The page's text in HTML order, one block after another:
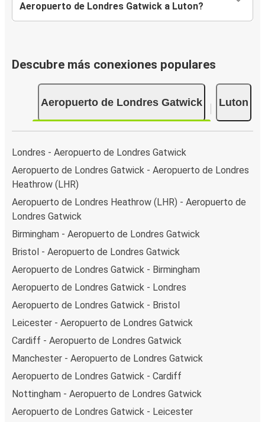
Aeropuerto de Londres Gatwick a Luton?
Descubre más conexiones populares
Aeropuerto de Londres Gatwick Luton
Londres - Aeropuerto de Londres Gatwick
Aeropuerto de Londres Gatwick - Aeropuerto de Londres
Heathrow (LHR)
Aeropuerto de Londres Heathrow (LHR) - Aeropuerto de
Londres Gatwick
Birmingham - Aeropuerto de Londres Gatwick
Bristol - Aeropuerto de Londres Gatwick
Aeropuerto de Londres Gatwick - Birmingham
Aeropuerto de Londres Gatwick - Londres
Aeropuerto de Londres Gatwick - Bristol
Leicester - Aeropuerto de Londres Gatwick
Cardiff - Aeropuerto de Londres Gatwick
Manchester - Aeropuerto de Londres Gatwick
Aeropuerto de Londres Gatwick - Cardiff
Nottingham - Aeropuerto de Londres Gatwick
Aeropuerto de Londres Gatwick - Leicester